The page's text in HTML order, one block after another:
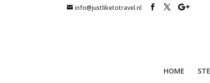
info@justliketotravel.nl
HOME